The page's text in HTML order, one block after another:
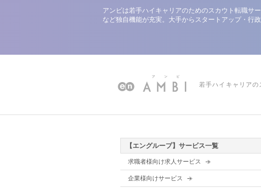
アンビは若手ハイキャリアのためのスカウト転職サ
など独自機能が充実。大手からスタートアップ・行
若手ハイキャリアの
【エングループ】サービス一覧
求職者様向け求人サービス
企業様向けサービス